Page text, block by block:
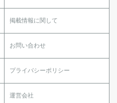
掲載情報に関して
お問い合わせ
プライバシーポリシー
運営会社